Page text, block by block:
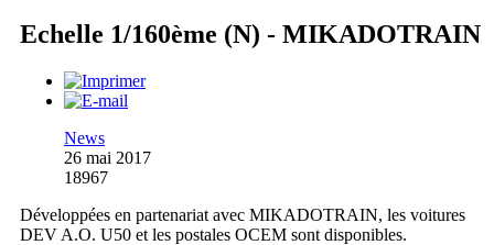
Echelle 1/160ème (N) - MIKADOTRAIN
News
26 mai 2017
18967
Développées en partenariat avec MIKADOTRAIN, les voitures
DEV A.O. U50 et les postales OCEM sont disponibles.